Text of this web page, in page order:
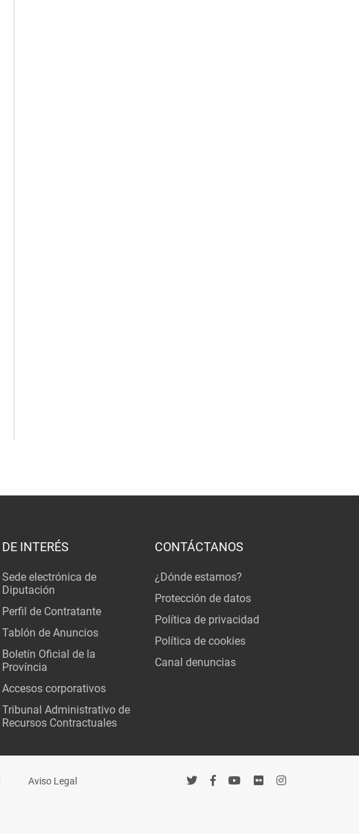
DE INTERÉS
Sede electrónica de
Diputación
Perfil de Contratante
Tablón de Anuncios
Boletín Oficial de la
Província
Accesos corporativos
Tribunal Administrativo de
Recursos Contractuales
CONTÁCTANOS
¿Dónde estamos?
Protección de datos
Política de privacidad
Política de cookies
Canal denuncias
Aviso Legal